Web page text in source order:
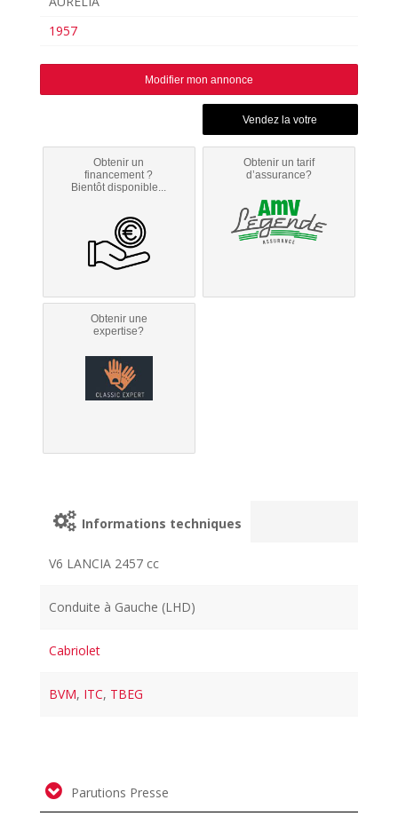
1957
Modifier mon annonce
Obtenir un
financement ?
Bientôt disponible...
Obtenir un tarif
d’assurance?
Obtenir une
expertise?
Informations techniques
V6 LANCIA 2457 cc
Conduite à Gauche (LHD)
Cabriolet
BVM, ITC, TBEG
Parutions Presse